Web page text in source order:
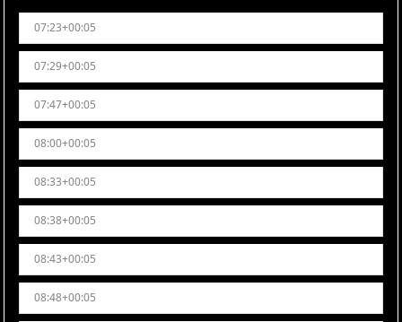
07:23+00:05
07:29+00:05
07:47+00:05
08:00+00:05
08:33+00:05
08:38+00:05
08:43+00:05
08:48+00:05